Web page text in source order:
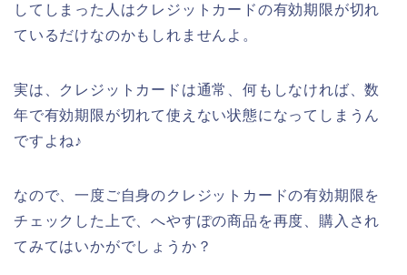
してしまった人はクレジットカードの有効期限が切れ
ているだけなのかもしれませんよ。
実は、クレジットカードは通常、何もしなければ、数
年で有効期限が切れて使えない状態になってしまうん
ですよね♪
なので、一度ご自身のクレジットカードの有効期限を
チェックした上で、へやすぽの商品を再度、購入され
てみてはいかがでしょうか？